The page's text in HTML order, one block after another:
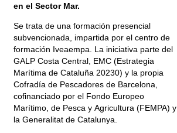
en el Sector Mar.
Se trata de una formación presencial
subvencionada, impartida por el centro de
formación Iveaempa. La iniciativa parte del
GALP Costa Central, EMC (Estrategia
Marítima de Cataluña 20230) y la propia
Cofradía de Pescadores de Barcelona,
cofinanciado por el Fondo Europeo
Marítimo, de Pesca y Agricultura (FEMPA) y
la Generalitat de Catalunya.